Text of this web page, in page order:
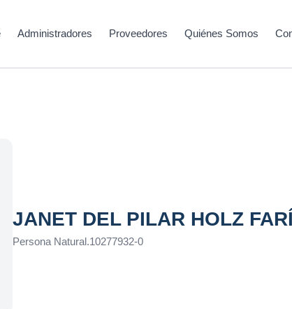
Administradores Proveedores Quiénes Somos
JANET DEL PILAR HOLZ
Persona Natural.10277932-0